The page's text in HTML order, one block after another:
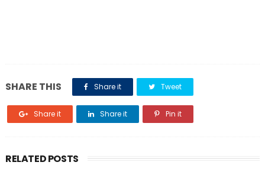
SHARE THIS Share it Tweet
Share it Share it Pin it
RELATED POSTS